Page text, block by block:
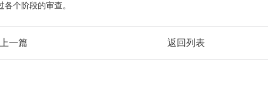
各个阶段的审查。
一篇 返回列表